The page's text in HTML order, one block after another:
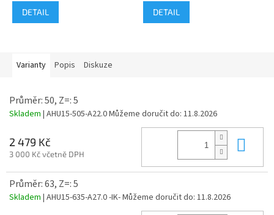
DETAIL DETAIL
Varianty Popis Diskuze
Průměr: 50, Z=: 5
Skladem | AHU15-505-A22.0Můžeme doručit do: 11.8.2026
2 479 Kč
3 000 Kč včetně DPH
Průměr: 63, Z=: 5
Skladem | AHU15-635-A27.0 -IK-Můžeme doručit do: 11.8.2026